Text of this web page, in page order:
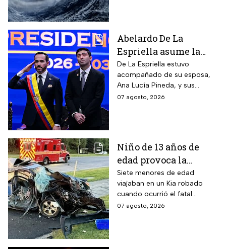
Abelardo De La
Espriella asume la
presidencia de
Colombia; así fue su
atípica investidura en
Cali
De La Espriella estuvo
acompañado de su esposa,
Ana Lucía Pineda, y sus
cuatro hijos, además de los
07 agosto, 2026
Niño de 13 años de
edad provoca la
muerte un hombre de
58 años y deja 6
lesionados
Siete menores de edad
viajaban en un Kia robado
cuando ocurrió el fatal
accidente en Maryland; la
07 agosto, 2026